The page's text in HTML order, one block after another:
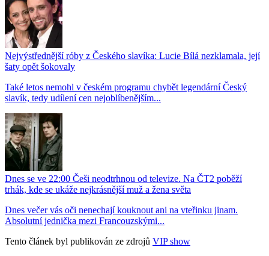
Nejvýstřednější róby z Českého slavíka: Lucie Bílá nezklamala, její
šaty opět šokovaly
Také letos nemohl v českém programu chybět legendární Český
slavík, tedy udílení cen nejoblíbenějším...
Dnes se ve 22:00 Češi neodtrhnou od televize. Na ČT2 poběží
trhák, kde se ukáže nejkrásnější muž a žena světa
Dnes večer vás oči nenechají kouknout ani na vteřinku jinam.
Absolutní jednička mezi Francouzskými...
Tento článek byl publikován ze zdrojů VIP show